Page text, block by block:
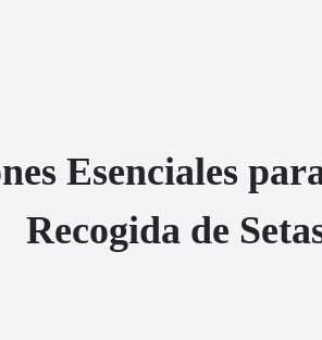
Esenciales
Recogida de